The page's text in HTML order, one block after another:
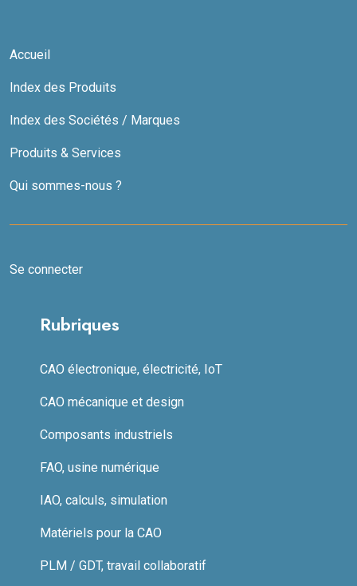
Accueil
Index des Produits
Index des Sociétés / Marques
Produits & Services
Qui sommes-nous ?
Se connecter
Rubriques
CAO électronique, électricité, IoT
CAO mécanique et design
Composants industriels
FAO, usine numérique
IAO, calculs, simulation
Matériels pour la CAO
PLM / GDT, travail collaboratif